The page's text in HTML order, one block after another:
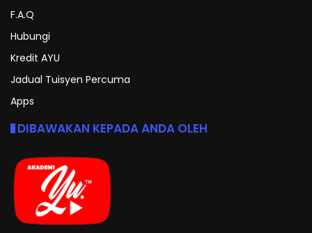
F.A.Q
Hubungi
Kredit AYU
Jadual Tuisyen Percuma
Apps
DIBAWAKAN KEPADA ANDA OLEH